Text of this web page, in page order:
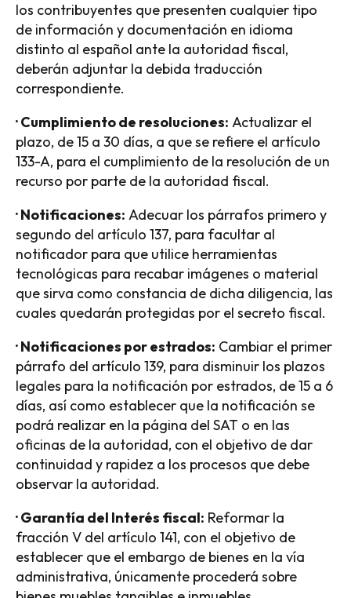
los contribuyentes que presenten cualquier tipo
de información y documentación en idioma
distinto al español ante la autoridad fiscal,
deberán adjuntar la debida traducción
correspondiente.
· Cumplimiento de resoluciones: Actualizar el
plazo, de 15 a 30 días, a que se refiere el artículo
133-A, para el cumplimiento de la resolución de un
recurso por parte de la autoridad fiscal.
· Notificaciones: Adecuar los párrafos primero y
segundo del artículo 137, para facultar al
notificador para que utilice herramientas
tecnológicas para recabar imágenes o material
que sirva como constancia de dicha diligencia, las
cuales quedarán protegidas por el secreto fiscal.
· Notificaciones por estrados: Cambiar el primer
párrafo del artículo 139, para disminuir los plazos
legales para la notificación por estrados, de 15 a 6
días, así como establecer que la notificación se
podrá realizar en la página del SAT o en las
oficinas de la autoridad, con el objetivo de dar
continuidad y rapidez a los procesos que debe
observar la autoridad.
· Garantía del Interés fiscal: Reformar la
fracción V del artículo 141, con el objetivo de
establecer que el embargo de bienes en la vía
administrativa, únicamente procederá sobre